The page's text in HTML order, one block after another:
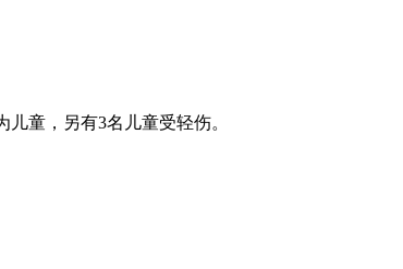
童，另有3名儿童受轻伤。